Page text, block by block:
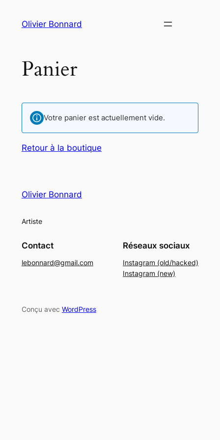
Olivier Bonnard
Panier
Votre panier est actuellement vide.
Retour à la boutique
Olivier Bonnard
Artiste
Contact
lebonnard@gmail.com
Réseaux sociaux
Instagram (old/hacked)
Instagram (new)
Conçu avec WordPress